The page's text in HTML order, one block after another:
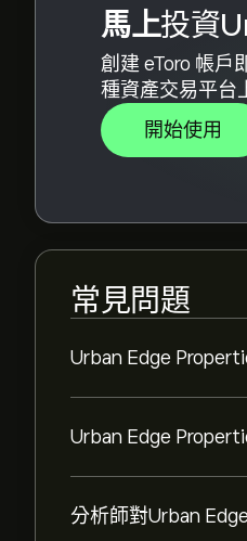
馬上投資
創建 eToro 帳戶
種資產交易平台
開始使用
常見問題
Urban Edge
Urban Edge
分析師對Urban